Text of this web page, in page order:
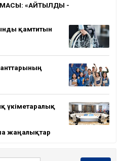
«АЙТЫЛДЫ -
қамтитын
үкіметаралық
жаңалықтар